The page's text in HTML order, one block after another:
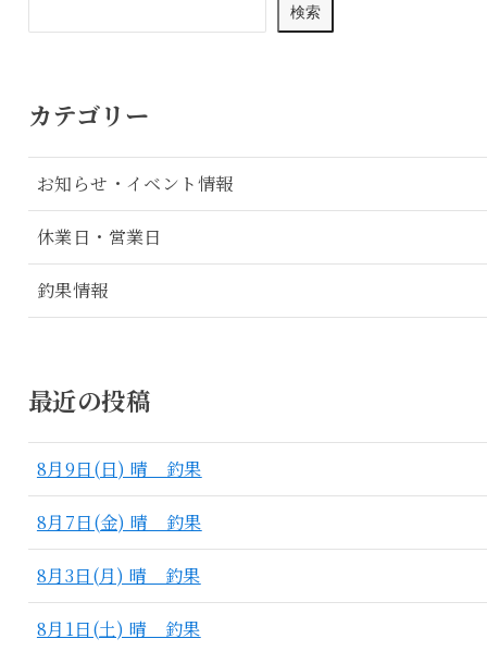
検索
カテゴリー
お知らせ・イベント情報
休業日・営業日
釣果情報
最近の投稿
8月9日(日) 晴 釣果
8月7日(金) 晴 釣果
8月3日(月) 晴 釣果
8月1日(土) 晴 釣果